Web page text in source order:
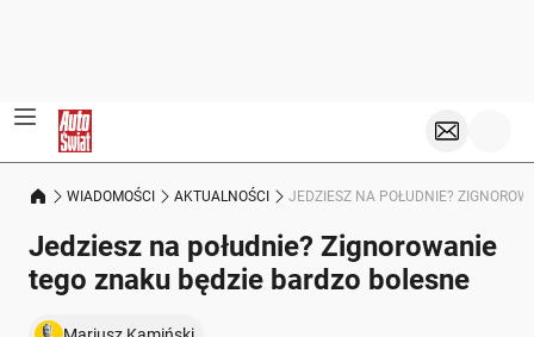
WIADOMOŚCI AKTUALNOŚCI JEDZIESZ NA POŁUDNIE?
Jedziesz na południe? Zignorowanie
tego znaku będzie bardzo bolesne